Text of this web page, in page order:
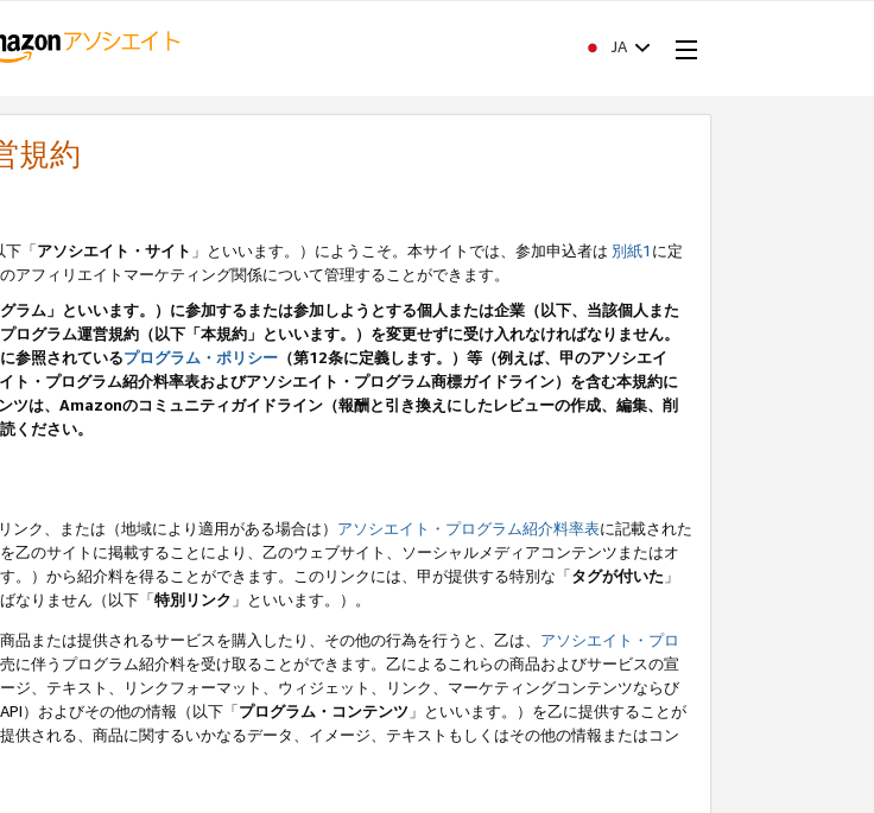
JA
規約
下「アソシエイト・サイト 」といいます。）にようこそ。本サイトでは、参加申込者は 別紙1 に定
アフィリエイトマーケティング関係について管理することができます。
ム」といいます。）に参加するまたは参加しようとする個人または企業（以下、当該個人また
グラム運営規約（以下「本規約」といいます。）を変更せずに受け入れなければなりません。
参照されているプログラム・ポリシー （第12条に定義します。）等（例えば、甲のアソシエイ
ト・プログラム紹介料率表およびアソシエイト・プログラム商標ガイドライン）を含む本規約に
は、Amazonのコミュニティガイドライン（報酬と引き換えにしたレビューの作成、編集、削
ください。
ンク、または（地域により適用がある場合は） アソシエイト・プログラム紹介料率表に記載された
乙のサイトに掲載することにより、乙のウェブサイト、ソーシャルメディアコンテンツまたはオ
。）から紹介料を得ることができます。このリンクには、甲が提供する特別な「タグが付いた 」
なりません（以下「特別リンク 」といいます。）。
または提供されるサービスを購入したり、その他の行為を行うと、乙は、 アソシエイト・プロ
に伴うプログラム紹介料を受け取ることができます。乙によるこれらの商品およびサービスの宣
、テキスト、リンクフォーマット、ウィジェット、リンク、マーケティングコンテンツならび
）およびその他の情報（以下「プログラム・コンテンツ 」といいます。）を乙に提供することが
される、商品に関するいかなるデータ、イメージ、テキストもしくはその他の情報またはコン